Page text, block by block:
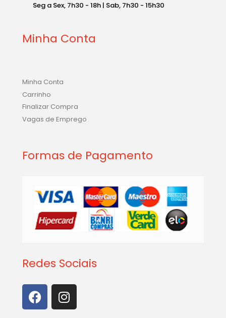
Seg a Sex, 7h30 - 18h | Sab, 7h30 - 15h30
Minha Conta
Minha Conta
Carrinho
Finalizar Compra
Vagas de Emprego
Formas de Pagamento
Redes Sociais